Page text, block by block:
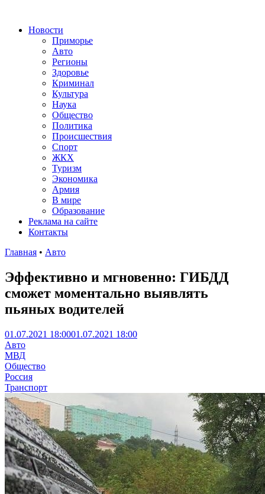
Новости
Приморье
Авто
Регионы
Здоровье
Криминал
Культура
Наука
Общество
Политика
Происшествия
Спорт
ЖКХ
Туризм
Экономика
Армия
В мире
Образование
Реклама на сайте
Контакты
Главная • Авто
Эффективно и мгновенно: ГИБДД
сможет моментально выявлять
пьяных водителей
01.07.2021 18:0001.07.2021 18:00
Авто
МВД
Общество
Россия
Транспорт